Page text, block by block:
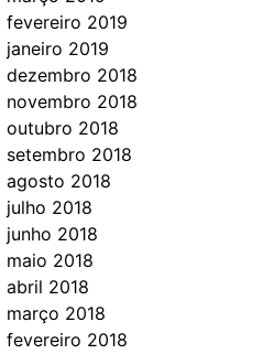
fevereiro 2019
janeiro 2019
dezembro 2018
novembro 2018
outubro 2018
setembro 2018
agosto 2018
julho 2018
junho 2018
maio 2018
abril 2018
março 2018
fevereiro 2018